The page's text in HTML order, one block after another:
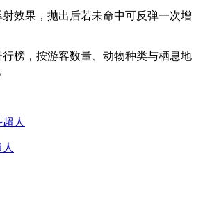
效果，抛出后若未命中可反弹一次增
榜，按游客数量、动物种类与栖息地